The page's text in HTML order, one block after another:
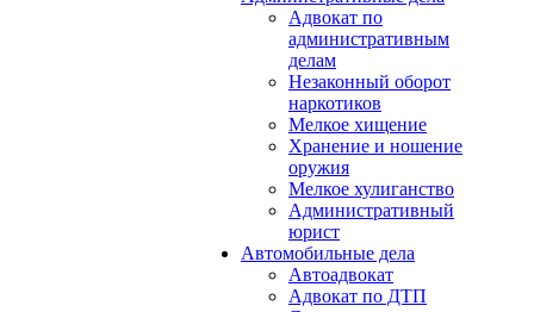
Адвокат по
административным
делам
Незаконный оборот
наркотиков
Мелкое хищение
Хранение и ношение
оружия
Мелкое хулиганство
Административный
юрист
Автомобильные дела
Автоадвокат
Адвокат по ДТП